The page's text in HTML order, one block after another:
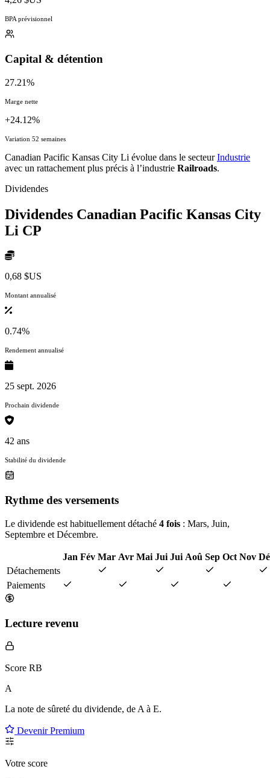
BPA prévisionnel
Capital & détention
27.21%
Marge nette
+24.12%
Variation 52 semaines
Canadian Pacific Kansas City Li évolue dans le secteurIndustrie
avec un rattachement plus précis à l’industrie Railroads.
Dividendes
Dividendes Canadian Pacific Kansas City
Li CP
0,68 $US
Montant annualisé
0.74%
Rendement annualisé
25 sept. 2026
Prochain dividende
42 ans
Stabilité du dividende
Rythme des versements
Le dividende est habituellement détaché 4 fois : Mars, Juin,
Septembre et Décembre.
Jan Fév Mar Avr Mai Jui Jui Aoû Sep Oct Nov
Détachements
Paiements
Lecture revenu
Score RB
A
La note de sûreté du dividende, de A à E.
Devenir Premium
Votre score